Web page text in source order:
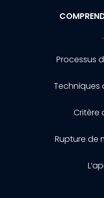
Processus
Techniques
Critère
Rupture de